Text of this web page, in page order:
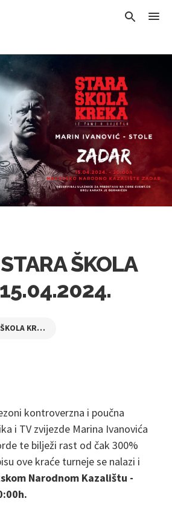
ŠKOLA
STARA ŠKOLA KREKA
kontroverzna i poučna
i TV zvijezde Marina Ivanovića
te bilježi rast od čak 300%
ove kraće turneje se nalazi i
Narodnom Kazalištu -